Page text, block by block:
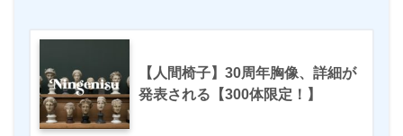
【人間椅子】30周年胸像、詳細が
発表される【300体限定！】